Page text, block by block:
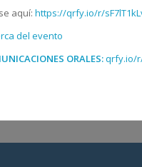
aquí: https://qrfy.io/r/
del evento
ORALES:qrfy.io/